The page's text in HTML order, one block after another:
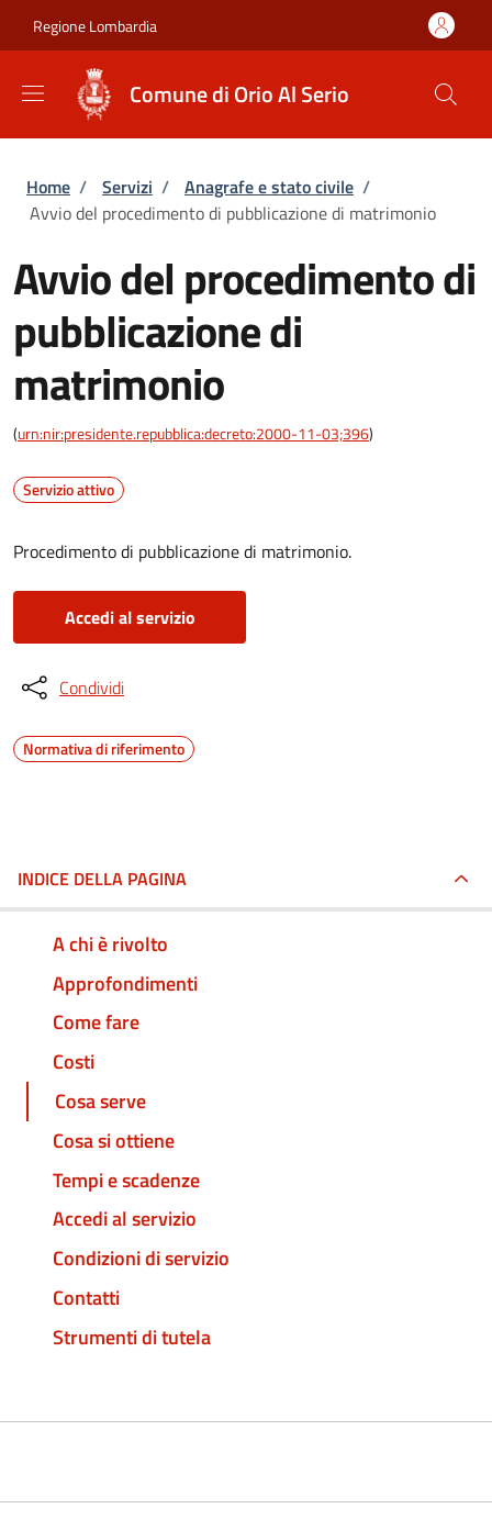
Regione Lombardia
Comune di Orio Al Serio
Briciole di pane
Home / Servizi / Anagrafe e stato civile /
Avvio del procedimento di pubblicazione di matrimonio
Avvio del procedimento di
pubblicazione di
matrimonio
(urn:nir:presidente.repubblica:decreto:2000-11-03;396)
Servizio attivo
Procedimento di pubblicazione di matrimonio.
Accedi al servizio
Condividi
Normativa di riferimento
INDICE DELLA PAGINA
A chi è rivolto
Approfondimenti
Come fare
Costi
Cosa serve
Cosa si ottiene
Tempi e scadenze
Accedi al servizio
Condizioni di servizio
Contatti
Strumenti di tutela